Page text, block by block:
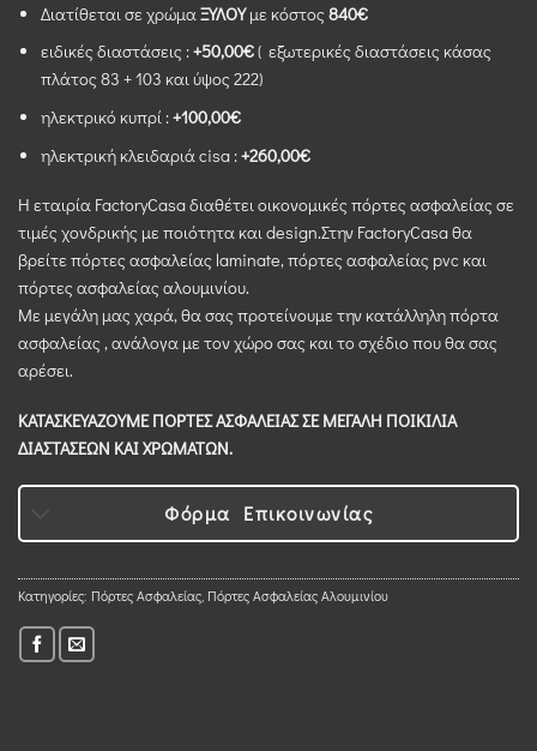
Διατίθεται σε χρώμαΞΥΛΟΥμε κόστος 840€
ειδικές διαστάσεις :+50,00€( εξωτερικές διαστάσεις κάσας
πλάτος 83 + 103 και ύψος 222)
ηλεκτρικό κυπρί :+100,00€
ηλεκτρική κλειδαριά cisa :+260,00€
Η εταιρία FactoryCasa διαθέτει οικονομικές πόρτες ασφαλείας σε
τιμές χονδρικής με ποιότητα και design.Στην FactoryCasa θα
βρείτε πόρτες ασφαλείας laminate, πόρτες ασφαλείας pvc και
πόρτες ασφαλείας αλουμινίου.
Με μεγάλη μας χαρά, θα σας προτείνουμε την κατάλληλη πόρτα
ασφαλείας , ανάλογα με τον χώρο σας και το σχέδιο που θα σας
αρέσει.
ΚΑΤΑΣΚΕΥΑΖΟΥΜΕ ΠΟΡΤΕΣ ΑΣΦΑΛΕΙΑΣ ΣΕ ΜΕΓΑΛΗ ΠΟΙΚΙΛΙΑ
ΔΙΑΣΤΑΣΕΩΝ ΚΑΙ ΧΡΩΜΑΤΩΝ.
Φόρμα Επικοινωνίας
Κατηγορίες: Πόρτες Ασφαλείας Πόρτες Ασφαλείας Αλουμινίου